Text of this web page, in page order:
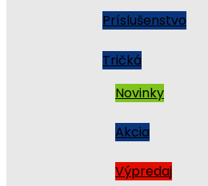
Príslušenstvo
Tričká
Novinky
Akcia
Výpredaj